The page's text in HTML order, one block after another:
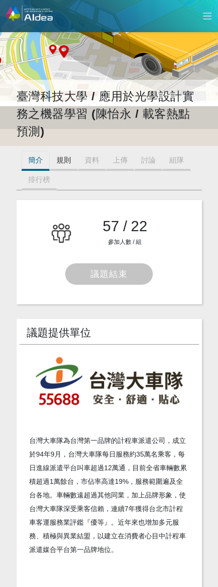
臺灣科技大學 / 應用於光學設計實
務之機器學習 (陳怡永 / 載客熱點
預測)
簡介 規則 資料 上傳 討論 組隊
排行榜
57 / 22
參加人數 / 組
議題結束
議題提供單位
台灣大車隊為台灣第一品牌的計程車派遣公司，成立
於94年9月，台灣大車隊每日服務約35萬名乘客，每
日進線派遣平台叫車超過12萬通，目前全省車輛數累
積超過1萬餘台，市佔率高達19%，服務範圍遍及全
台各地。車輛數遠超過其他同業，加上品牌形象，使
台灣大車隊深受乘客信賴，連續7年獲得台北市計程
車客運服務業評鑑『優等』。近年來也增加多元服
務、積極與異業結盟，以建立在消費者心目中計程車
派遣媒合平台第一品牌地位。